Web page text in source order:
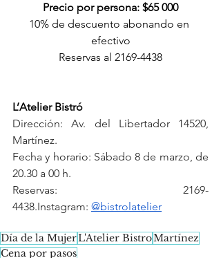
Precio por persona: $65 000
10% de descuento abonando en
efectivo
Reservas al 2169-4438
L’Atelier Bistró
Dirección: Av. del Libertador 14520,
Martínez.
Fecha y horario: Sábado 8 de marzo, de
20.30 a 00 h.
Reservas: 2169-
4438.Instagram: @bistrolatelier
Día de la MujerL'Atelier BistroMartínez
Cena por pasos